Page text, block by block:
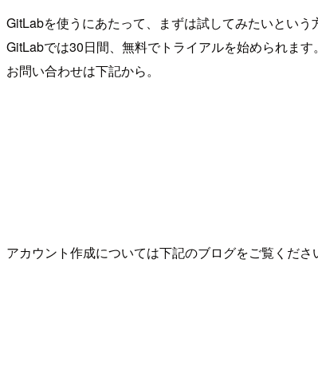
GitLabを使うにあたって、まずは試してみたいという
GitLabでは30日間、無料でトライアルを始められます。
お問い合わせは下記から。
アカウント作成については下記のブログをご覧くださ